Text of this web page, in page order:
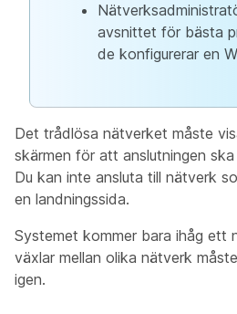
avsnittet för bästa
de konfigurerar en
Det trådlösa nätverket måste
skärmen för att anslutningen
Du kan inte ansluta till nätverk
en landningssida.
Systemet kommer bara ihåg ett
växlar mellan olika nätverk
igen.